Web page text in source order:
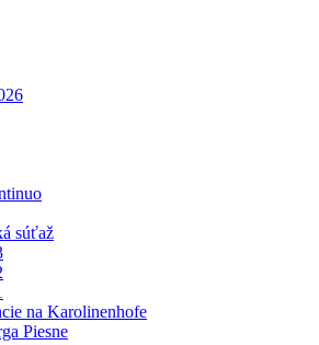
súťaž
na Karolinenhofe
Piesne